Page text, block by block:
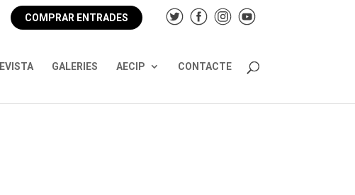
COMPRAR ENTRADES
GALERIES AECIP CONTACTE